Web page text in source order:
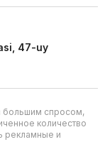
47-uy
большим спросом,
количество
рекламные и